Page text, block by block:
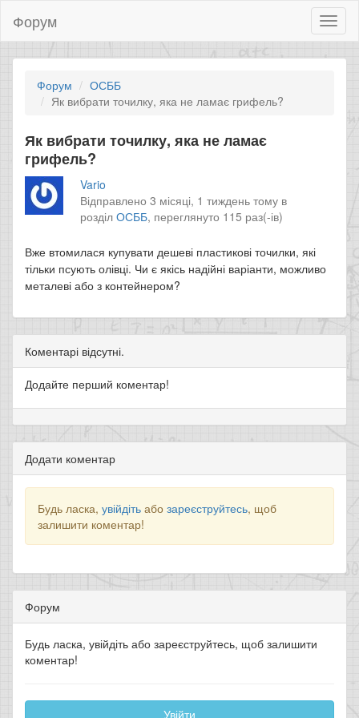
Форум
Форум
ОСББ
Як вибрати точилку, яка не ламає грифель?
Як вибрати точилку, яка не ламає
грифель?
Vario
Відправлено 3 місяці, 1 тиждень тому в
розділОСББ, переглянуто 115 раз(-ів)
Вже втомилася купувати дешеві пластикові точилки, які
тільки псують олівці. Чи є якісь надійні варіанти, можливо
металеві або з контейнером?
Коментарі відсутні.
Додайте перший коментар!
Додати коментар
Будь ласка, увійдіть або зареєструйтесь, щоб
залишити коментар!
Форум
Будь ласка, увійдіть або зареєструйтесь, щоб залишити
коментар!
Увійти